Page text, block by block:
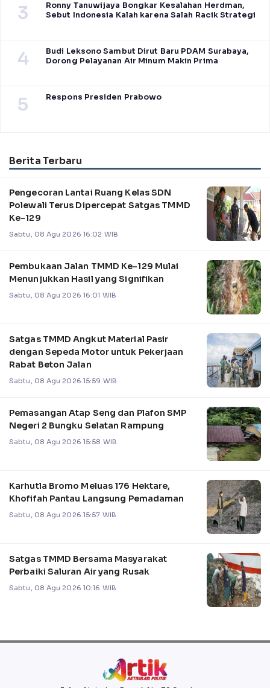
3
Ronny Tanuwijaya Bongkar Kesalahan Herdman,
Sebut Indonesia Kalah karena Salah Racik Strategi
4
Budi Leksono Sambut Dirut Baru PDAM Surabaya,
Dorong Pelayanan Air Minum Makin Prima
5 Respons Presiden Prabowo
Berita Terbaru
Pengecoran Lantai Ruang Kelas SDN
Polewali Terus Dipercepat Satgas TMMD
Ke-129
Sabtu, 08 Agu 2026 16:02 WIB
Pembukaan Jalan TMMD Ke-129 Mulai
Menunjukkan Hasil yang Signifikan
Sabtu, 08 Agu 2026 16:01 WIB
Satgas TMMD Angkut Material Pasir
dengan Sepeda Motor untuk Pekerjaan
Rabat Beton Jalan
Sabtu, 08 Agu 2026 15:59 WIB
Pemasangan Atap Seng dan Plafon SMP
Negeri 2 Bungku Selatan Rampung
Sabtu, 08 Agu 2026 15:58 WIB
Karhutla Bromo Meluas 176 Hektare,
Khofifah Pantau Langsung Pemadaman
Sabtu, 08 Agu 2026 15:57 WIB
Satgas TMMD Bersama Masyarakat
Perbaiki Saluran Air yang Rusak
Sabtu, 08 Agu 2026 10:16 WIB